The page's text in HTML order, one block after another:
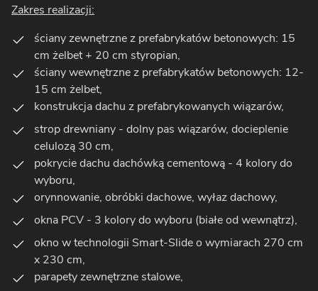
Zakres realizacji:
ściany zewnętrzne z prefabrykatów betonowych: 15
cm żelbet + 20 cm styropian,
ściany wewnętrzne z prefabrykatów betonowych: 12-
15 cm żelbet,
konstrukcja dachu z prefabrykowanych wiązarów,
strop drewniany - dolny pas wiązarów, docieplenie
celulozą 30 cm,
pokrycie dachu dachówką cementową - 4 kolory do
wyboru,
orynnowanie, obróbki dachowe, wyłaz dachowy,
okna PCV - 3 kolory do wyboru (białe od wewnątrz),
okno w technologii Smart-Slide o wymiarach 270 cm
x 230 cm,
parapety zewnętrzne stalowe,